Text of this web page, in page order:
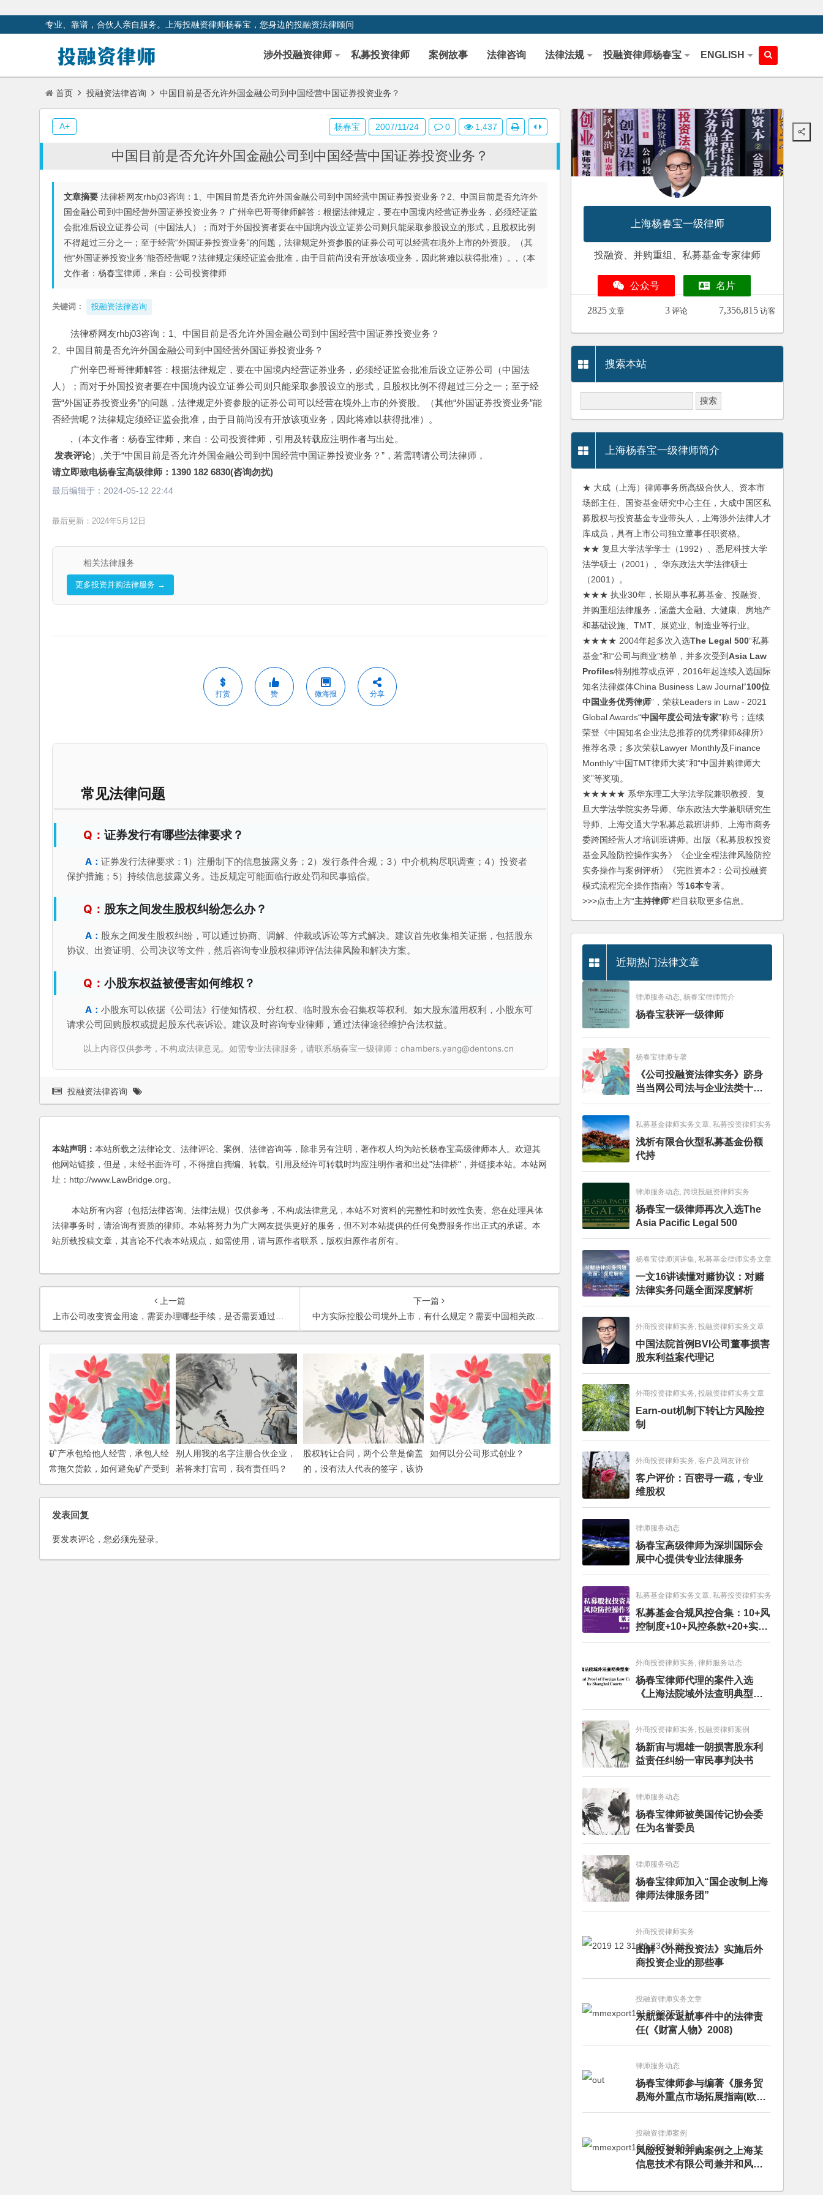
专业、靠谱，合伙人亲自服务。上海投融资律师杨春宝，您身边的投融资法律顾问
涉外投融资律师 私募投资律师 案例故事 法律咨询 法律法规 投融资律师杨春宝 ENGLISH
首页 投融资法律咨询 中国目前是否允许外国金融公司到中国经营中国证券投资业务？
中国目前是否允许外国金融公司到中国经营中国证券投资业务？
文章摘要 法律桥网友rhbj03咨询：1、中国目前是否允许外国金融公司到中国经营中国证券投资业务？2、中国目前是否允许外
国金融公司到中国经营外国证券投资业务？ 广州辛巴哥哥律师解答：根据法律规定，要在中国境内经营证券业务，必须经证监
会批准后设立证券公司（中国法人）；而对于外国投资者要在中国境内设立证券公司则只能采取参股设立的形式，且股权比例
不得超过三分之一；至于经营“外国证券投资业务”的问题，法律规定外资参股的证券公司可以经营在境外上市的外资股。（其
他“外国证券投资业务”能否经营呢？法律规定须经证监会批准，由于目前尚没有开放该项业务，因此将难以获得批准）。,（本
文作者：杨春宝律师，来自：公司投资律师
关键词： 投融资法律咨询
法律桥网友rhbj03咨询：1、中国目前是否允许外国金融公司到中国经营中国证券投资业务？
2、中国目前是否允许外国金融公司到中国经营外国证券投资业务？
广州辛巴哥哥律师解答：根据法律规定，要在中国境内经营证券业务，必须经证监会批准后设立证券公司（中国法
人）；而对于外国投资者要在中国境内设立证券公司则只能采取参股设立的形式，且股权比例不得超过三分之一；至于经
营“外国证券投资业务”的问题，法律规定外资参股的证券公司可以经营在境外上市的外资股。（其他“外国证券投资业务”能
否经营呢？法律规定须经证监会批准，由于目前尚没有开放该项业务，因此将难以获得批准）。
,（本文作者：杨春宝律师，来自：公司投资律师，引用及转载应注明作者与出处。
发表评论）,关于“中国目前是否允许外国金融公司到中国经营中国证券投资业务？”，若需聘请公司法律师，
请立即致电杨春宝高级律师：1390 182 6830(咨询勿扰)
最后编辑于： 2024-05-12 22:44
最后更新：2024年5月12日
相关法律服务
更多投资并购法律服务 →
打赏 赞 微海报 分享
常见法律问题
证券发行有哪些法律要求？
证券发行法律要求：1）注册制下的信息披露义务；2）发行条件合规；3）中介机构尽职调查；4）投资者
保护措施；5）持续信息披露义务。违反规定可能面临行政处罚和民事赔偿。
股东之间发生股权纠纷怎么办？
股东之间发生股权纠纷，可以通过协商、调解、仲裁或诉讼等方式解决。建议首先收集相关证据，包括股东
协议、出资证明、公司决议等文件，然后咨询专业股权律师评估法律风险和解决方案。
小股东权益被侵害如何维权？
小股东可以依据《公司法》行使知情权、分红权、临时股东会召集权等权利。如大股东滥用权利，小股东可
请求公司回购股权或提起股东代表诉讼。建议及时咨询专业律师，通过法律途径维护合法权益。
以上内容仅供参考，不构成法律意见。如需专业法律服务，请联系杨春宝一级律师：chambers.yang@dentons.cn
杨春宝 2007/11/24 0 1,437
A+
投融资法律咨询
本站声明： 本站所载之法律论文、法律评论、案例、法律咨询等，除非另有注明，著作权人均为站长杨春宝高级律师本人。欢迎其
他网站链接，但是，未经书面许可，不得擅自摘编、转载。引用及经许可转载时均应注明作者和出处"法律桥"，并链接本站。本站网
址：http://www.LawBridge.org。
本站所有内容（包括法律咨询、法律法规）仅供参考，不构成法律意见，本站不对资料的完整性和时效性负责。您在处理具体
法律事务时，请洽询有资质的律师。本站将努力为广大网友提供更好的服务，但不对本站提供的任何免费服务作出正式的承诺。本
站所载投稿文章，其言论不代表本站观点，如需使用，请与原作者联系，版权归原作者所有。
上一篇
上市公司改变资金用途，需要办理哪些手续，是否需要通过中国证监会的批准？
下一篇
中方实际控股公司境外上市，有什么规定？需要中国相关政府部门出哪些文件？
矿产承包给他人经营，承包人经
常拖欠货款，如何避免矿产受到
牵连？
别人用我的名字注册合伙企业，
若将来打官司，我有责任吗？
股权转让合同，两个公章是偷盖
的，没有法人代表的签字，该协
议是否生效？如何处理？
如何以分公司形式创业？
发表回复
要发表评论，您必须先登录。
上海杨春宝一级律师
投融资、并购重组、私募基金专家律师
公众号 名片
2825 文章 3 评论 7,356,815 访客
搜索本站
上海杨春宝一级律师简介
★ 大成（上海）律师事务所高级合伙人、资本市
场部主任、国资基金研究中心主任，大成中国区私
募股权与投资基金专业带头人，上海涉外法律人才
库成员，具有上市公司独立董事任职资格。
★★ 复旦大学法学学士（1992）、悉尼科技大学
法学硕士（2001）、华东政法大学法律硕士
（2001）。
★★★ 执业30年，长期从事私募基金、投融资、
并购重组法律服务，涵盖大金融、大健康、房地产
和基础设施、TMT、展览业、制造业等行业。
★★★★ 2004年起多次入选The Legal 500“私募
基金”和“公司与商业”榜单，并多次受到Asia Law
Profiles特别推荐或点评，2016年起连续入选国际
知名法律媒体China Business Law Journal“100位
中国业务优秀律师”，荣获Leaders in Law - 2021
Global Awards“中国年度公司法专家”称号；连续
荣登《中国知名企业法总推荐的优秀律师&律所》
推荐名录；多次荣获Lawyer Monthly及Finance
Monthly“中国TMT律师大奖”和“中国并购律师大
奖”等奖项。
★★★★★ 系华东理工大学法学院兼职教授、复
旦大学法学院实务导师、华东政法大学兼职研究生
导师、上海交通大学私募总裁班讲师、上海市商务
委跨国经营人才培训班讲师。出版《私募股权投资
基金风险防控操作实务》《企业全程法律风险防控
实务操作与案例评析》《完胜资本2：公司投融资
模式流程完全操作指南》等16本专著。
>>>点击上方“主持律师”栏目获取更多信息。
近期热门法律文章
律师服务动态, 杨春宝律师简介
杨春宝获评一级律师
杨春宝律师专著
《公司投融资法律实务》跻身
当当网公司法与企业法类十大
畅销图书榜
私募基金律师实务文章, 私募投资律师实务
浅析有限合伙型私募基金份额
代持
律师服务动态, 跨境投融资律师实务
杨春宝一级律师再次入选The
Asia Pacific Legal 500
杨春宝律师演讲集, 私募基金律师实务文章
一文16讲读懂对赌协议：对赌
法律实务问题全面深度解析
外商投资律师实务, 投融资律师实务文章
中国法院首例BVI公司董事损害
股东利益案代理记
外商投资律师实务, 投融资律师实务文章
Earn-out机制下转让方风险控
制
外商投资律师实务, 客户及网友评价
客户评价：百密寻一疏，专业
维股权
律师服务动态
杨春宝高级律师为深圳国际会
展中心提供专业法律服务
私募基金律师实务文章, 私募投资律师实务
私募基金合规风控合集：10+风
控制度+10+风控条款+20+实务
文章+每月动态
外商投资律师实务, 律师服务动态
杨春宝律师代理的案件入选
《上海法院域外法查明典型案
例》
外商投资律师实务, 投融资律师案例
杨新宙与堀雄一朗损害股东利
益责任纠纷一审民事判决书
律师服务动态
杨春宝律师被美国传记协会委
任为名誉委员
律师服务动态
杨春宝律师加入“国企改制上海
律师法律服务团”
外商投资律师实务
图解《外商投资法》实施后外
商投资企业的那些事
投融资律师实务文章
东航集体返航事件中的法律责
任(《财富人物》2008)
律师服务动态
杨春宝律师参与编著《服务贸
易海外重点市场拓展指南(欧洲
卷·意大利)》
投融资律师案例
风险投资和并购案例之上海某
信息技术有限公司兼并和风险